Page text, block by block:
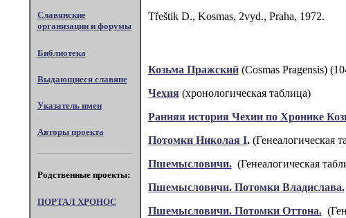
Славянские
организации и форумы
Библиотека
Выдающиеся славяне
Указатель имен
Авторы проекта
Родственные проекты:
ПОРТАЛ XPOHOC
Třeštik D., Kosmas, 2vyd., Praha, 1972.
Козьма Пражский(Cosmas Pragensis)
Чехия(хронологическая таблица)
Ранняя история Чехии по Хронике
Потомки Николая I.(Генеалогическая
Пшемысловичи. (Генеалогическая
Пшемысловичи. Потомки Владислава.
Пшемысловичи. Потомки Оттона.